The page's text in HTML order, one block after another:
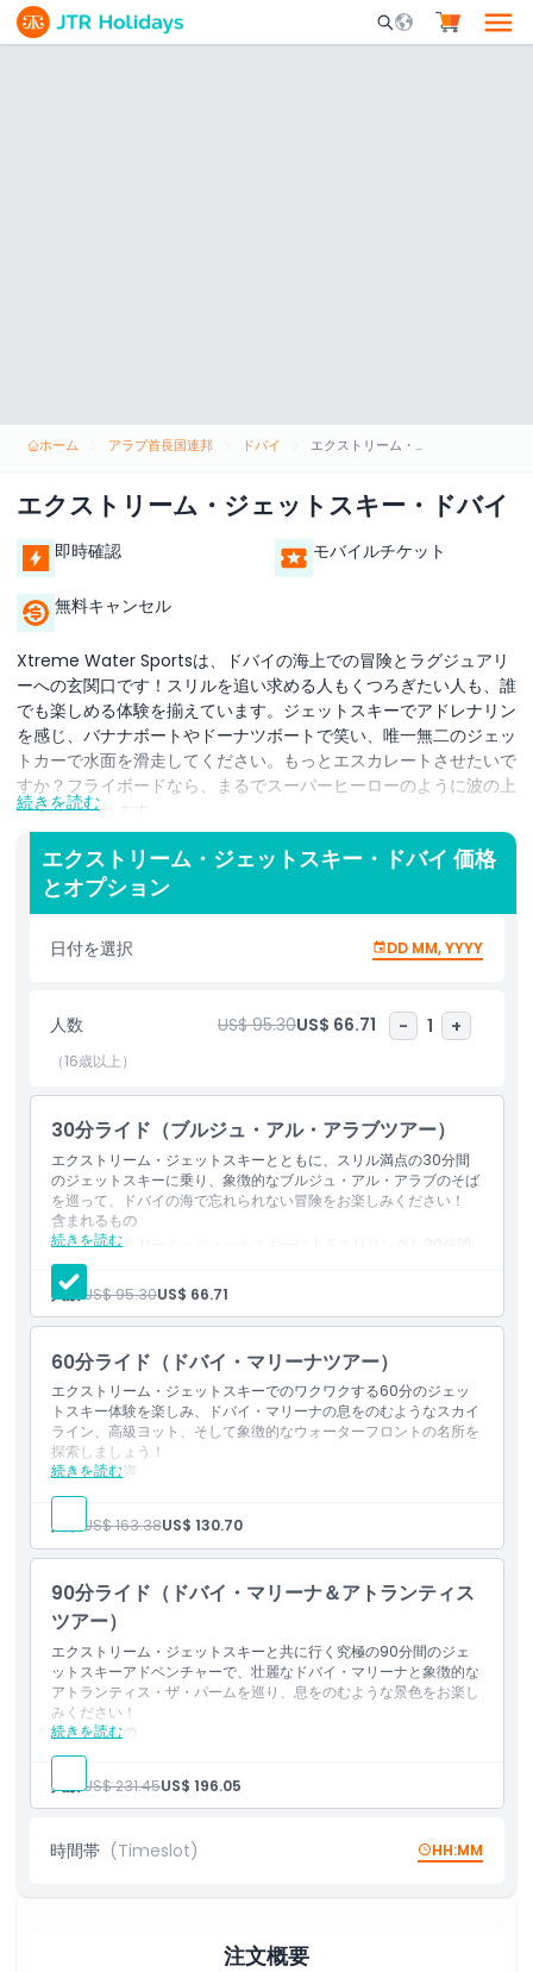
Mobile Search
ホーム アラブ首長国連邦 ドバイ エクストリーム・ジェットスキー・ドバイ
エクストリーム・ジェットスキー・ドバイ
即時確認 モバイルチケット
無料キャンセル
Xtreme Water Sportsは、ドバイの海上での冒険とラグジュアリ
ーへの玄関口です！スリルを追い求める人もくつろぎたい人も、誰
でも楽しめる体験を揃えています。ジェットスキーでアドレナリン
を感じ、バナナボートやドーナツボートで笑い、唯一無二のジェッ
トカーで水面を滑走してください。もっとエスカレートさせたいで
すか？フライボードなら、まるでスーパーヒーローのように波の上
を舞い上がれます。
もっとリラックスしたいですか？当社のラグジュアリーヨットレン
タルはスタイリッシュな逃避を提供します。ドバイの息をのむよう
な海岸線をクルーズし、象徴的なスカイラインを眺めながら、パー
適さを満喫してください。
Water Sportsは忘れられない思い出作りをお手伝いします。水上
からまったく新しい角度でドバイを発見してください！
ハイライト
含まれるもの
子供／大人ポリシー
除外事項
対象外
営業時間
注意事項
場所
キャンセルポリシー
続きを読む
エクストリーム・ジェットスキー・ドバイ 価格
とオプション
日付を選択 DD MM, YYYY
人数 US$ 95.30US$ 66.71 - 1 +
（16歳以上）
30分ライド（ブルジュ・アル・アラブツアー）
エクストリーム・ジェットスキーとともに、スリル満点の30分間
のジェットスキーに乗り、象徴的なブルジュ・アル・アラブのそば
を巡って、ドバイの海で忘れられない冒険をお楽しみください！
続きを読む
含まれるもの
エクストリーム・ジェットスキーによるスリリングな30分間
のジェットスキー体験をお楽しみください。
象徴的なブルジュ・アル・アラブのそばをクルーズし、ドバイ
の海上で忘れられない冒険をお楽しみください。
人数: US$ 95.30US$ 66.71
60分ライド（ドバイ・マリーナツアー）
エクストリーム・ジェットスキーでのワクワクする60分のジェッ
トスキー体験を楽しみ、ドバイ・マリーナの息をのむようなスカイ
ライン、高級ヨット、そして象徴的なウォーターフロントの名所を
探索しましょう！
続きを読む
含まれる内容
エクストリーム・ジェットスキーでのエキサイティングな60
分のジェットスキー体験をお楽しみください。
ドバイ・マリーナの壮観なスカイライン、豪華なヨット、象徴
的なウォーターフロントの名所を探索しましょう。
人数: US$ 163.38US$ 130.70
90分ライド（ドバイ・マリーナ＆アトランティス
ツアー）
エクストリーム・ジェットスキーと共に行く究極の90分間のジェ
ットスキーアドベンチャーで、壮麗なドバイ・マリーナと象徴的な
アトランティス・ザ・パームを巡り、息をのむような景色をお楽し
みください！
続きを読む
含まれるもの
エクストリーム・ジェットスキーで究極の90分間のジェット
スキー体験をお楽しみください。
息をのむような景色を楽しめる壮麗なドバイ・マリーナと象徴
人数:US$ 231.45US$ 196.05
時間帯 (Timeslot) HH:MM
注文概要